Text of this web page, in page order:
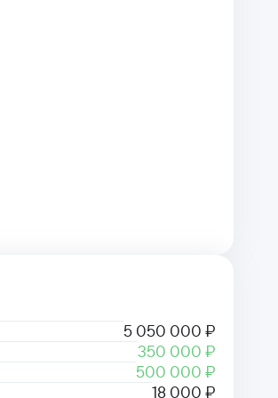
5 050 000 ₽
350 000 ₽
500 000 ₽
18 000 ₽